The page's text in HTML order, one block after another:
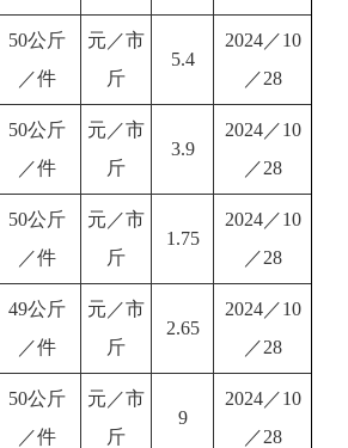
50公斤
／件
元／市
斤
5.4
2024／10
／28
50公斤
／件
元／市
斤
3.9
2024／10
／28
50公斤
／件
元／市
斤
1.75
2024／10
／28
49公斤
／件
元／市
斤
2.65
2024／10
／28
50公斤
／件
元／市
斤
9
2024／10
／28